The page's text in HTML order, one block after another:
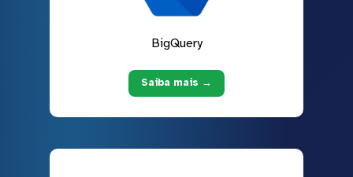
BigQuery
Saiba mais →